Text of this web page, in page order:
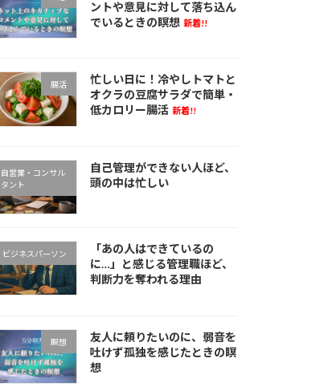
ントや意見に対して落ち込ん
でいるときの瞑想 新着!!
腸活
忙しい日に！冷やしトマトと
オクラの豆腐サラダで簡単・
低カロリー腸活 新着!!
自営業・コンサル
タント
自己管理ができない人ほど、
頭の中は忙しい
ビジネスパーソン
「あの人はできているの
に…」と感じる管理職ほど、
判断力を奪われる理由
瞑想
友人に頼りたいのに、弱音を
吐けず孤独を感じたときの瞑
想